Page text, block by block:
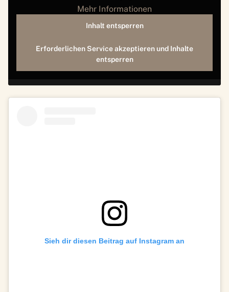
Mehr Informationen
Inhalt entsperren
Erforderlichen Service akzeptieren und Inhalte
entsperren
Sieh dir diesen Beitrag auf Instagram an